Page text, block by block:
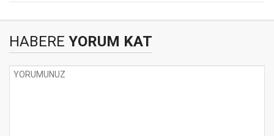
HABERE YORUM KAT